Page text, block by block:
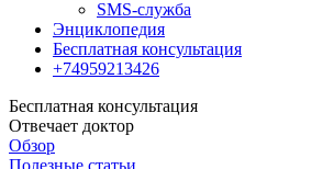
SMS-служба
Энциклопедия
Бесплатная консультация
+74959213426
Бесплатная консультация
Отвечает доктор
Обзор
Полезные статьи